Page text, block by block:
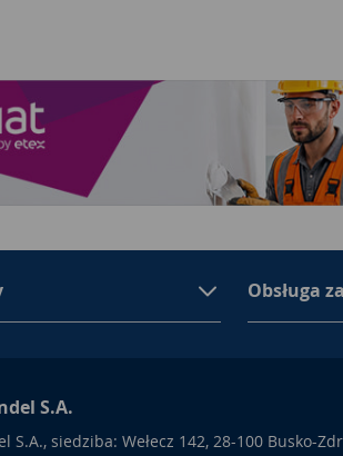
Obsługa
S.A.
S.A., siedziba: Wełecz 142, 28-100 Busko-